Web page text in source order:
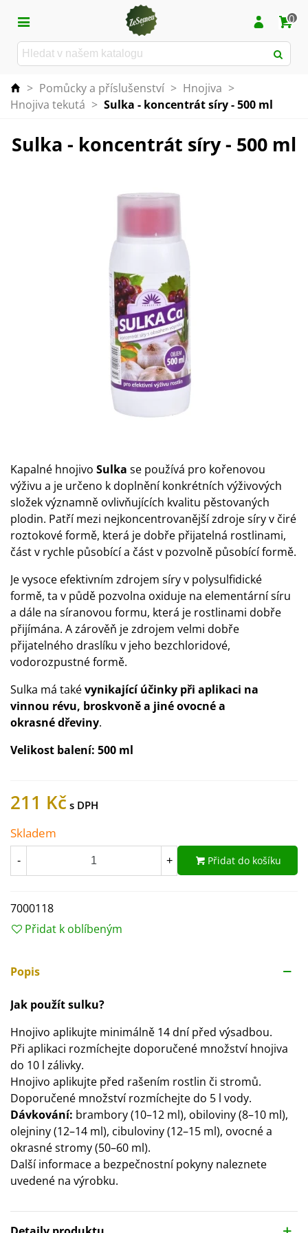
0
> Pomůcky a příslušenství > Hnojiva >
Hnojiva tekutá > Sulka - koncentrát síry - 500 ml
Sulka - koncentrát síry - 500 ml
Kapalné hnojivo Sulka se používá pro kořenovou
výživu a je určeno k doplnění konkrétních výživových
složek významně ovlivňujících kvalitu pěstovaných
plodin. Patří mezi nejkoncentrovanější zdroje síry v čiré
roztokové formě, která je dobře přijatelná rostlinami,
část v rychle působící a část v pozvolně působící formě.
Je vysoce efektivním zdrojem síry v polysulfidické
formě, ta v půdě pozvolna oxiduje na elementární síru
a dále na síranovou formu, která je rostlinami dobře
přijímána. A zárověň je zdrojem velmi dobře
přijatelného draslíku v jeho bezchloridové,
vodorozpustné formě.
Sulka má takévynikající účinky při aplikaci na
vinnou révu, broskvoně a jiné ovocné a
okrasné dřeviny.
Velikost balení: 500 ml
211 Kč
Skladem
- + Přidat do košíku
7000118
Přidat k oblíbeným
Popis
Jak použít sulku?
Hnojivo aplikujte minimálně 14 dní před výsadbou.
Při aplikaci rozmíchejte doporučené množství hnojiva
do 10 l zálivky.
Hnojivo aplikujte před rašením rostlin či stromů.
Doporučené množství rozmíchejte do 5 l vody.
Dávkování: brambory (10–12 ml), obiloviny (8–10 ml),
olejniny (12–14 ml), cibuloviny (12–15 ml), ovocné a
okrasné stromy (50–60 ml).
Další informace a bezpečnostní pokyny naleznete
uvedené na výrobku.